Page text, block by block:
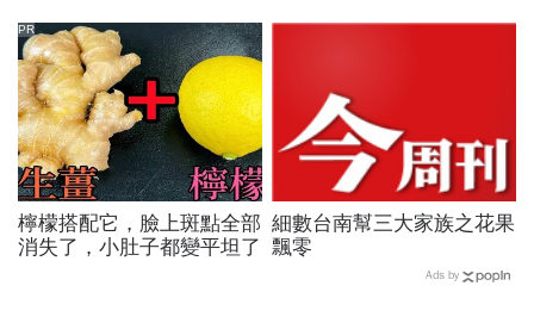
雪芬
檸檬搭配它，臉上斑點全部
消失了，小肚子都變平坦了
PR
細數台南幫三大家族之花果
飄零
Ads by